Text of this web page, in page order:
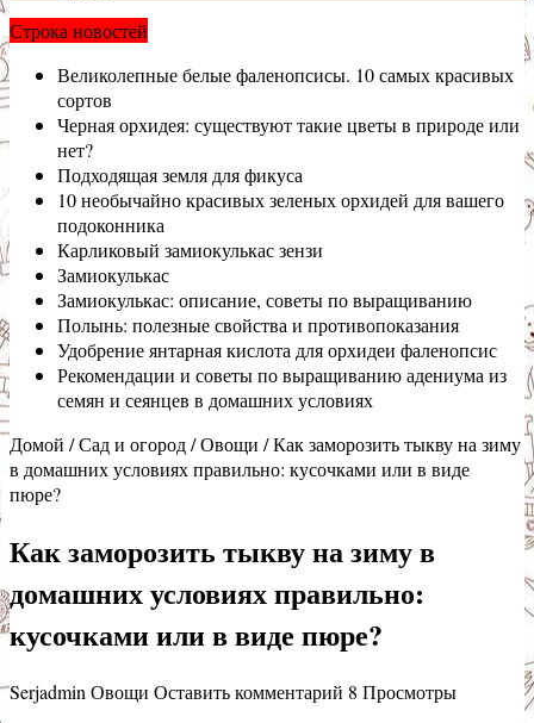
Строка новостей
Великолепные белые фаленопсисы. 10 самых красивых
сортов
Черная орхидея: существуют такие цветы в природе или
нет?
Подходящая земля для фикуса
10 необычайно красивых зеленых орхидей для вашего
подоконника
Карликовый замиокулькас зензи
Замиокулькас
Замиокулькас: описание, советы по выращиванию
Полынь: полезные свойства и противопоказания
Удобрение янтарная кислота для орхидеи фаленопсис
Рекомендации и советы по выращиванию адениума из
семян и сеянцев в домашних условиях
Домой /Сад и огород/Овощи /Как заморозить тыкву на зиму
в домашних условиях правильно: кусочками или в виде
пюре?
Как заморозить тыкву на зиму в
домашних условиях правильно:
кусочками или в виде пюре?
Serjadmin Овощи Оставить комментарий 8 Просмотры